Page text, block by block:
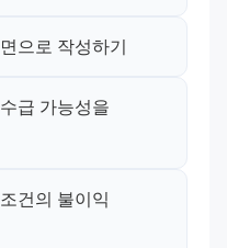
으로 작성하기
급 가능성을
건의 불이익